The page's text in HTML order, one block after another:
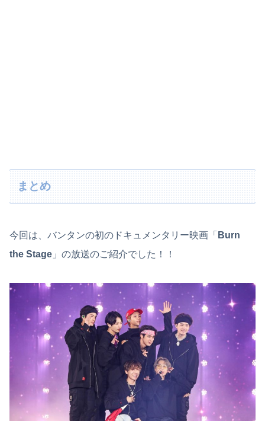
まとめ
今回は、バンタンの初のドキュメンタリー映画「 Burn
the Stage 」の放送のご紹介でした！！